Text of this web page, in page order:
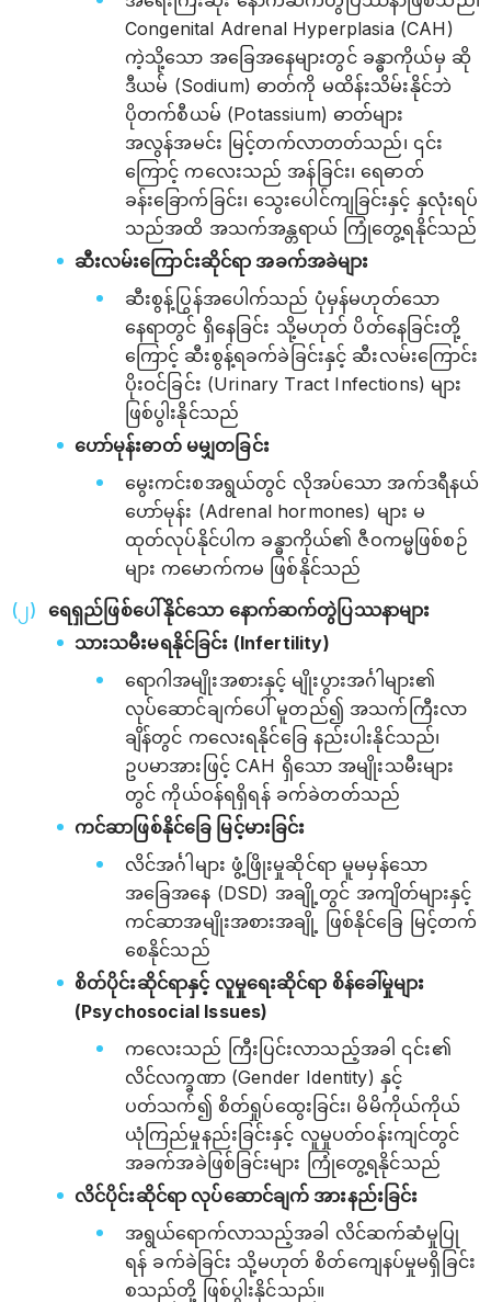
Congenital Adrenal Hyperplasia (CAH)
ကဲ့သို့သော အခြေအနေများတွင် ခန္ဓာကိုယ်မှ ဆို
ဒီယမ် (Sodium) ဓာတ်ကို မထိန်းသိမ်းနိုင်ဘဲ
ပိုတက်စီယမ် (Potassium) ဓာတ်များ
အလွန်အမင်း မြင့်တက်လာတတ်သည်၊ ၎င်း
ကြောင့် ကလေးသည် အန်ခြင်း၊ ရေဓာတ်
ခန်းခြောက်ခြင်း၊ သွေးပေါင်ကျခြင်းနှင့် နှလုံးရပ်
သည်အထိ အသက်အန္တရာယ် ကြုံတွေ့ရနိုင်သည်
ဆီးလမ်းကြောင်းဆိုင်ရာ အခက်အခဲများ
ဆီးစွန့်ပြွန်အပေါက်သည် ပုံမှန်မဟုတ်သော
နေရာတွင် ရှိနေခြင်း သို့မဟုတ် ပိတ်နေခြင်းတို့
ကြောင့် ဆီးစွန့်ရခက်ခဲခြင်းနှင့် ဆီးလမ်းကြောင်း
ပိုးဝင်ခြင်း (Urinary Tract Infections) များ
ဖြစ်ပွါးနိုင်သည်
ဟော်မုန်းဓာတ် မမျှတခြင်း
မွေးကင်းစအရွယ်တွင် လိုအပ်သော အက်ဒရီနယ်
ဟော်မုန်း (Adrenal hormones) များ မ
ထုတ်လုပ်နိုင်ပါက ခန္ဓာကိုယ်၏ ဇီဝကမ္မဖြစ်စဉ်
များ ကမောက်ကမ ဖြစ်နိုင်သည်
ရေရှည်ဖြစ်ပေါ်နိုင်သော နောက်ဆက်တွဲပြဿနာများ
သားသမီးမရနိုင်ခြင်း (Infertility)
ရောဂါအမျိုးအစားနှင့် မျိုးပွားအင်္ဂါများ၏
လုပ်ဆောင်ချက်ပေါ် မူတည်၍ အသက်ကြီးလာ
ချိန်တွင် ကလေးရနိုင်ခြေ နည်းပါးနိုင်သည်၊
ဥပမာအားဖြင့် CAH ရှိသော အမျိုးသမီးများ
တွင် ကိုယ်ဝန်ရရှိရန် ခက်ခဲတတ်သည်
ကင်ဆာဖြစ်နိုင်ခြေ မြင့်မားခြင်း
လိင်အင်္ဂါများ ဖွံ့ဖြိုးမှုဆိုင်ရာ မူမမှန်သော
အခြေအနေ (DSD) အချို့တွင် အကျိတ်များနှင့်
ကင်ဆာအမျိုးအစားအချို့ ဖြစ်နိုင်ခြေ မြင့်တက်
စေနိုင်သည်
စိတ်ပိုင်းဆိုင်ရာနှင့် လူမှုရေးဆိုင်ရာ စိန်ခေါ်မှုများ
(Psychosocial Issues)
ကလေးသည် ကြီးပြင်းလာသည့်အခါ ၎င်း၏
လိင်လက္ခဏာ (Gender Identity) နှင့်
ပတ်သက်၍ စိတ်ရှုပ်ထွေးခြင်း၊ မိမိကိုယ်ကိုယ်
ယုံကြည်မှုနည်းခြင်းနှင့် လူမှုပတ်ဝန်းကျင်တွင်
အခက်အခဲဖြစ်ခြင်းများ ကြုံတွေ့ရနိုင်သည်
လိင်ပိုင်းဆိုင်ရာ လုပ်ဆောင်ချက် အားနည်းခြင်း
အရွယ်ရောက်လာသည့်အခါ လိင်ဆက်ဆံမှုပြု
ရန် ခက်ခဲခြင်း သို့မဟုတ် စိတ်ကျေနပ်မှုမရှိခြင်း
စသည်တို့ ဖြစ်ပွါးနိုင်သည်။